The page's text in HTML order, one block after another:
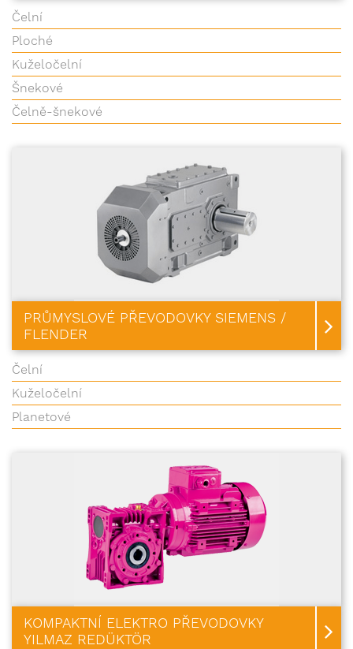
Čelní
Ploché
Kuželočelní
Šnekové
Čelně-šnekové
PRŮMYSLOVÉ PŘEVODOVKY SIEMENS /
FLENDER
Čelní
Kuželočelní
Planetové
KOMPAKTNÍ ELEKTRO PŘEVODOVKY
YILMAZ REDÜKTÖR